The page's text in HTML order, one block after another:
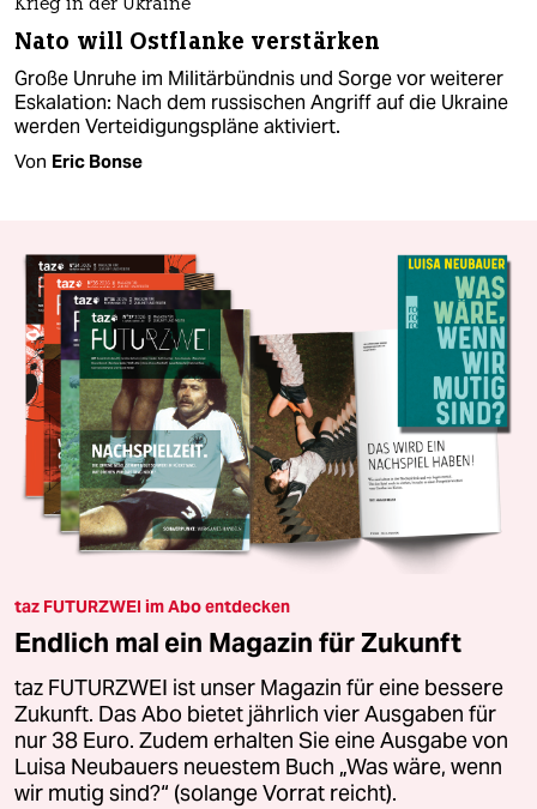
Krieg in der Ukraine
Nato will Ostflanke verstärken
Große Unruhe im Militärbündnis und Sorge vor weiterer
Eskalation: Nach dem russischen Angriff auf die Ukraine
werden Verteidigungspläne aktiviert.
Von Eric Bonse
taz FUTURZWEI im Abo entdecken
Endlich mal ein Magazin für Zukunft
taz FUTURZWEI ist unser Magazin für eine bessere
Zukunft. Das Abo bietet jährlich vier Ausgaben für
nur 38 Euro. Zudem erhalten Sie eine Ausgabe von
Luisa Neubauers neuestem Buch „Was wäre, wenn
wir mutig sind?“ (solange Vorrat reicht).